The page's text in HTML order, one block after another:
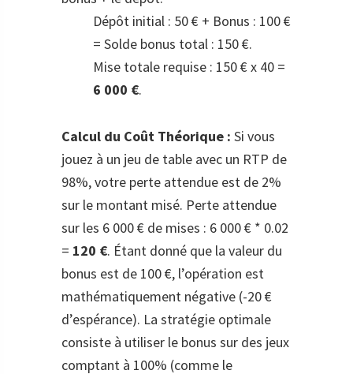
Dépôt initial : 50 € + Bonus : 100 €
= Solde bonus total : 150 €.
Mise totale requise : 150 € x 40 =
6 000 €.
Calcul du Coût Théorique : Si vous
jouez à un jeu de table avec un RTP de
98%, votre perte attendue est de 2%
sur le montant misé. Perte attendue
sur les 6 000 € de mises : 6 000 € * 0.02
= 120 €. Étant donné que la valeur du
bonus est de 100 €, l’opération est
mathématiquement négative (-20 €
d’espérance). La stratégie optimale
consiste à utiliser le bonus sur des jeux
comptant à 100% (comme le